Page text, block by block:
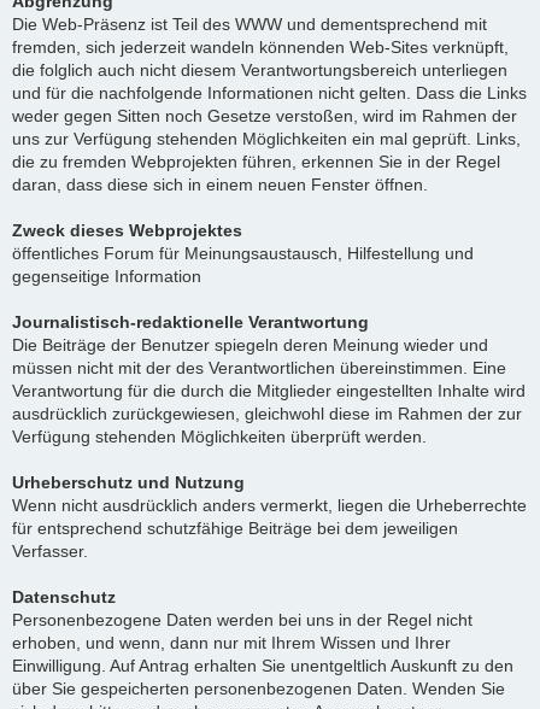
Die Web-Präsenz ist Teil des WWW und dementsprechend mit
fremden, sich jederzeit wandeln könnenden Web-Sites verknüpft,
die folglich auch nicht diesem Verantwortungsbereich unterliegen
und für die nachfolgende Informationen nicht gelten. Dass die Links
weder gegen Sitten noch Gesetze verstoßen, wird im Rahmen der
uns zur Verfügung stehenden Möglichkeiten ein mal geprüft. Links,
die zu fremden Webprojekten führen, erkennen Sie in der Regel
daran, dass diese sich in einem neuen Fenster öffnen.
Zweck dieses Webprojektes
öffentliches Forum für Meinungsaustausch, Hilfestellung und
gegenseitige Information
Journalistisch-redaktionelle Verantwortung
Die Beiträge der Benutzer spiegeln deren Meinung wieder und
müssen nicht mit der des Verantwortlichen übereinstimmen. Eine
Verantwortung für die durch die Mitglieder eingestellten Inhalte wird
ausdrücklich zurückgewiesen, gleichwohl diese im Rahmen der zur
Verfügung stehenden Möglichkeiten überprüft werden.
Urheberschutz und Nutzung
Wenn nicht ausdrücklich anders vermerkt, liegen die Urheberrechte
für entsprechend schutzfähige Beiträge bei dem jeweiligen
Verfasser.
Datenschutz
Personenbezogene Daten werden bei uns in der Regel nicht
erhoben, und wenn, dann nur mit Ihrem Wissen und Ihrer
Einwilligung. Auf Antrag erhalten Sie unentgeltlich Auskunft zu den
über Sie gespeicherten personenbezogenen Daten. Wenden Sie